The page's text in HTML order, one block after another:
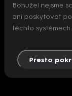
Bohužel nejsme
ani poskytovat
těchto systémech.
Přesto